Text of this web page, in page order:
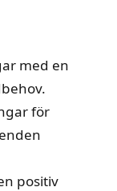
med en
för
positiv